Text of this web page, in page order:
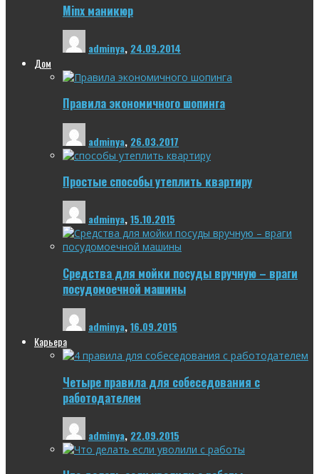
Minx маникюр
adminya, 24.09.2014
Дом
Правила экономичного шопинга
adminya, 26.03.2017
Простые способы утеплить квартиру
adminya,15.10.2015
Средства для мойки посуды вручную – враги
посудомоечной машины
adminya,16.09.2015
Карьера
Четыре правила для собеседования с
работодателем
adminya, 22.09.2015